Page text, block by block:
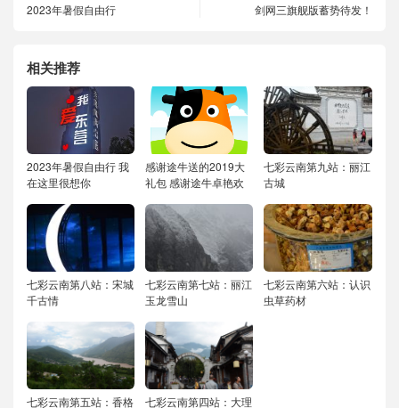
2023年暑假自由行
剑网三旗舰版蓄势待发！
相关推荐
2023年暑假自由行我
在这里很想你
感谢途牛送的2019大
礼包感谢途牛卓艳欢
七彩云南第九站：丽江
古城
七彩云南第八站：宋城
千古情
七彩云南第七站：丽江
玉龙雪山
七彩云南第六站：认识
虫草药材
七彩云南第五站：香格 七彩云南第四站：大理